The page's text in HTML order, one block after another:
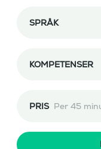
SPRÅK
KOMPETENSER
PRIS Per 45